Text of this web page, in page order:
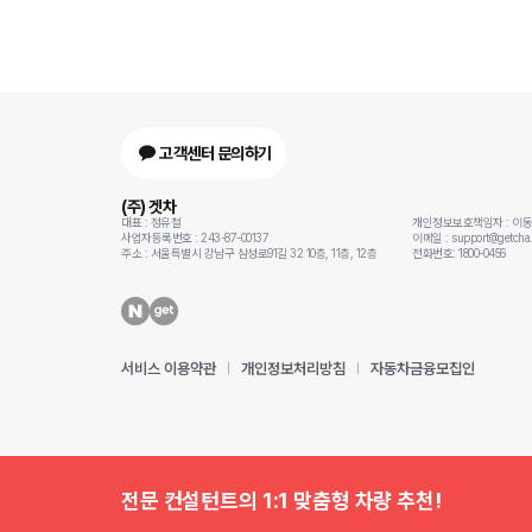
전문 컨설턴트의 1:1 맞춤형 차량 추천!
고객센터 문의하기
(주) 겟차
대표 : 정유철
사업자등록번호 : 243-87-00137
주소 : 서울특별시 강남구 삼성로91길 32 10층, 11층, 12층
개인정보보호책임자 : 이
이메일 :
전화번호: 1800-0456
서비스 이용약관 개인정보처리방침 자동차금융모집인